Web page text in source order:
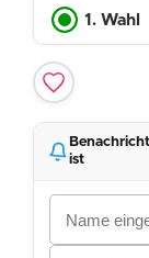
1. Wahl
ist